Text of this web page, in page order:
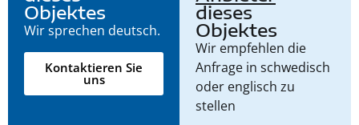
Objektes
Wir sprechen deutsch.
Kontaktieren Sie
uns
dieses
Objektes
Wir empfehlen die
Anfrage in schwedisch
oder englisch zu
stellen